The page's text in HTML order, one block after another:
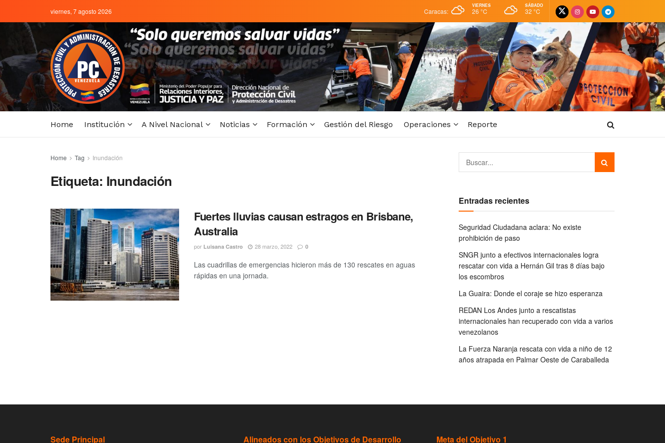
viernes, 7 agosto 2026 Caracas:
VIERNES
26 °C
SÁBADO
32 °C
Home Institución A Nivel Nacional Noticias Formación Gestión del Riesgo Operaciones Reporte
Home Tag Inundación
Etiqueta: Inundación
Fuertes lluvias causan estragos en Brisbane,
Australia
por Luisana Castro 28 marzo, 2022 0
Las cuadrillas de emergencias hicieron más de 130 rescates en aguas
rápidas en una jornada.
Entradas recientes
Seguridad Ciudadana aclara: No existe
prohibición de paso
SNGR junto a efectivos internacionales logra
rescatar con vida a Hernán Gil tras 8 días bajo
los escombros
La Guaira: Donde el coraje se hizo esperanza
REDAN Los Andes junto a rescatistas
internacionales han recuperado con vida a varios
venezolanos
La Fuerza Naranja rescata con vida a niño de 12
años atrapada en Palmar Oeste de Caraballeda
Sede Principal Alineados con los Objetivos de Desarrollo Meta del Objetivo 1